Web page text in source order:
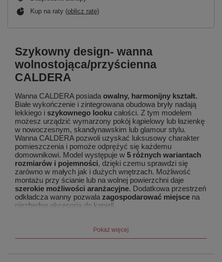
Kup na raty (oblicz ratę)
Szykowny design- wanna
wolnostojąca/przyścienna
CALDERA
Wanna CALDERA posiada owalny, harmonijny kształt.
Białe wykończenie i zintegrowana obudowa bryły nadają
lekkiego i szykownego looku całości. Z tym modelem
możesz urządzić wymarzony pokój kąpielowy lub łazienkę
w nowoczesnym, skandynawskim lub glamour stylu.
Wanna CALDERA pozwoli uzyskać luksusowy charakter
pomieszczenia i pomoże odprężyć się każdemu
domownikowi. Model występuje w 5 różnych wariantach
rozmiarów i pojemności, dzięki czemu sprawdzi się
zarówno w małych jak i dużych wnętrzach. Możliwość
montażu przy ścianie lub na wolnej powierzchni daje
szerokie możliwości aranżacyjne. Dodatkowa przestrzeń
odkładcza wanny pozwala zagospodarować miejsce na
niezbędne akcesoria do kąpieli.
Wannawolnostojąca/przyściennaCALDERA została
Pokaż więcej